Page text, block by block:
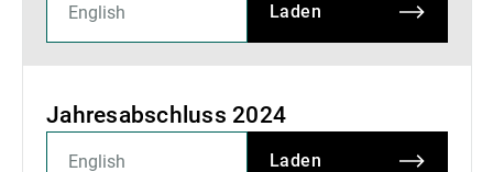
Laden
Jahresabschluss 2024
Laden